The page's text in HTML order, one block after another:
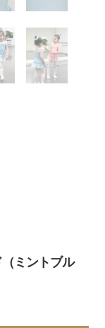
ミントブル